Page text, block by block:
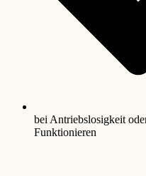
bei Antriebslosigkeit
Funktionieren